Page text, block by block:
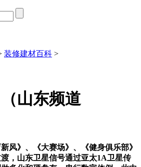
装修建材百科 >
山东频道
》、《大赛场》、《健身俱乐部》
，山东卫星信号通过亚太1A卫星传